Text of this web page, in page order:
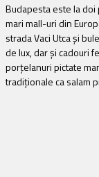
Budapesta este la
mari mall-uri din
strada Vaci Utca și
de lux, dar și cadouri
porțelanuri pictate
tradiționale ca salam